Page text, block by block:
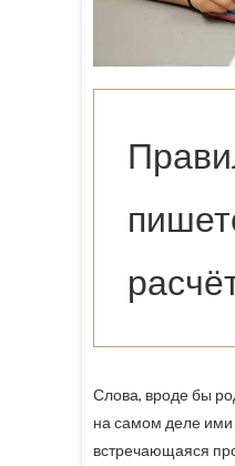
Слова, вроде бы
на самом деле ими
встречающаяся